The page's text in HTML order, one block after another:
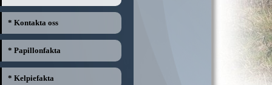
* Kontakta oss
* Papillonfakta
* Kelpiefakta